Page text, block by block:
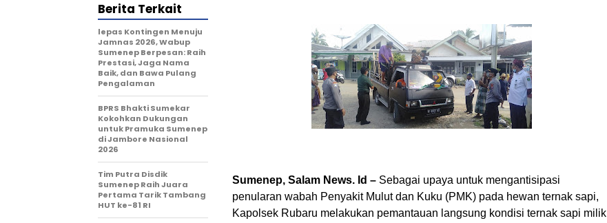
Sumenep, Salam News. Id – Sebagai upaya untuk mengantisipasi
penularan wabah Penyakit Mulut dan Kuku (PMK) pada hewan ternak sapi,
Kapolsek Rubaru melakukan pemantauan langsung kondisi ternak sapi milik
Berita Terkait
lepas Kontingen Menuju
Jamnas 2026, Wabup
Sumenep Berpesan: Raih
Prestasi, Jaga Nama
Baik, dan Bawa Pulang
Pengalaman
BPRS Bhakti Sumekar
Kokohkan Dukungan
untuk Pramuka Sumenep
di Jambore Nasional
2026
Tim Putra Disdik
Sumenep Raih Juara
Pertama Tarik Tambang
HUT ke-81 RI